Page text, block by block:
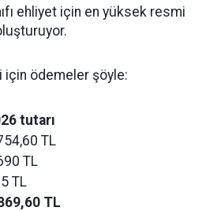
ehliyet için en yüksek resmi
için ödemeler şöyle:
tutarı
TL
TL
TL
TL